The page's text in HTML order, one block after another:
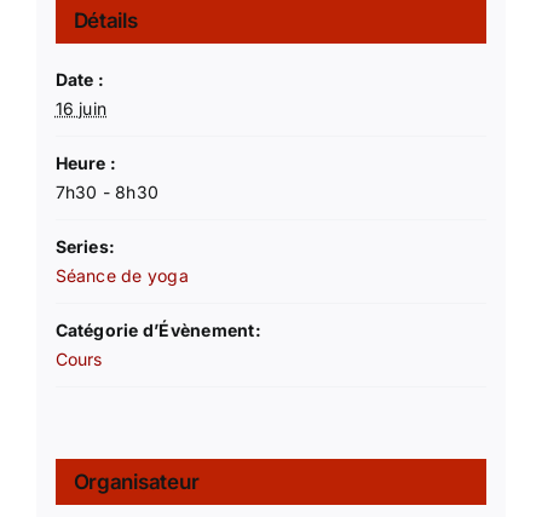
Détails
Date :
16 juin
Heure :
7h30 - 8h30
Series:
Séance de yoga
Catégorie d’Évènement:
Cours
Organisateur